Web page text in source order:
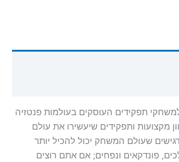
תפקידים העוסקים בעולמות פנטזיה
מקצועות ותפקידים שיעשירו את עולם
שעולם המשחק יכול להכיל יותר
פונדקאים ונפחים; אם אתם רוצים